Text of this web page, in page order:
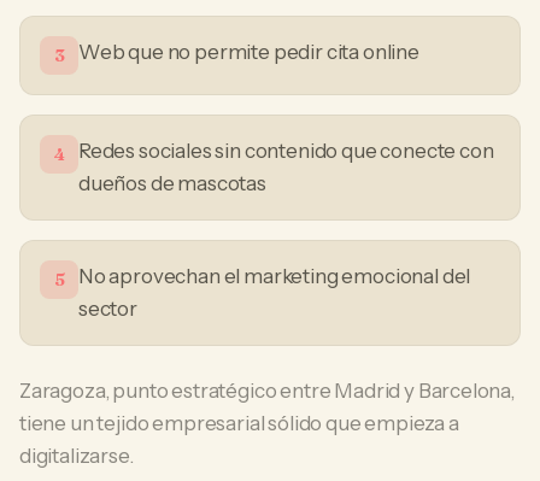
3 Web que no permite pedir cita online
4
Redes sociales sin contenido que conecte con
dueños de mascotas
5
No aprovechan el marketing emocional del
sector
Zaragoza, punto estratégico entre Madrid y Barcelona,
tiene un tejido empresarial sólido que empieza a
digitalizarse.